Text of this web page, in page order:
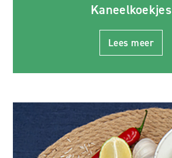
Kaneelkoekjes
Lees meer